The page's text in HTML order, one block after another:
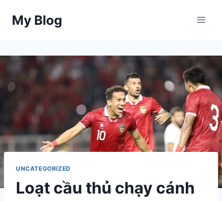
My Blog
UNCATEGORIZED
Loạt cầu thủ chạy cánh